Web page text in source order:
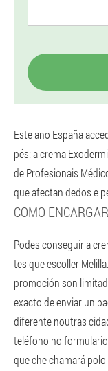
Este ano España
pés: a crema
de Profesionais
que afectan dedos e
COMO
Podes conseguir a
tes que escoller
promoción son
exacto de enviar un
diferente noutras
teléfono no
que che chamará